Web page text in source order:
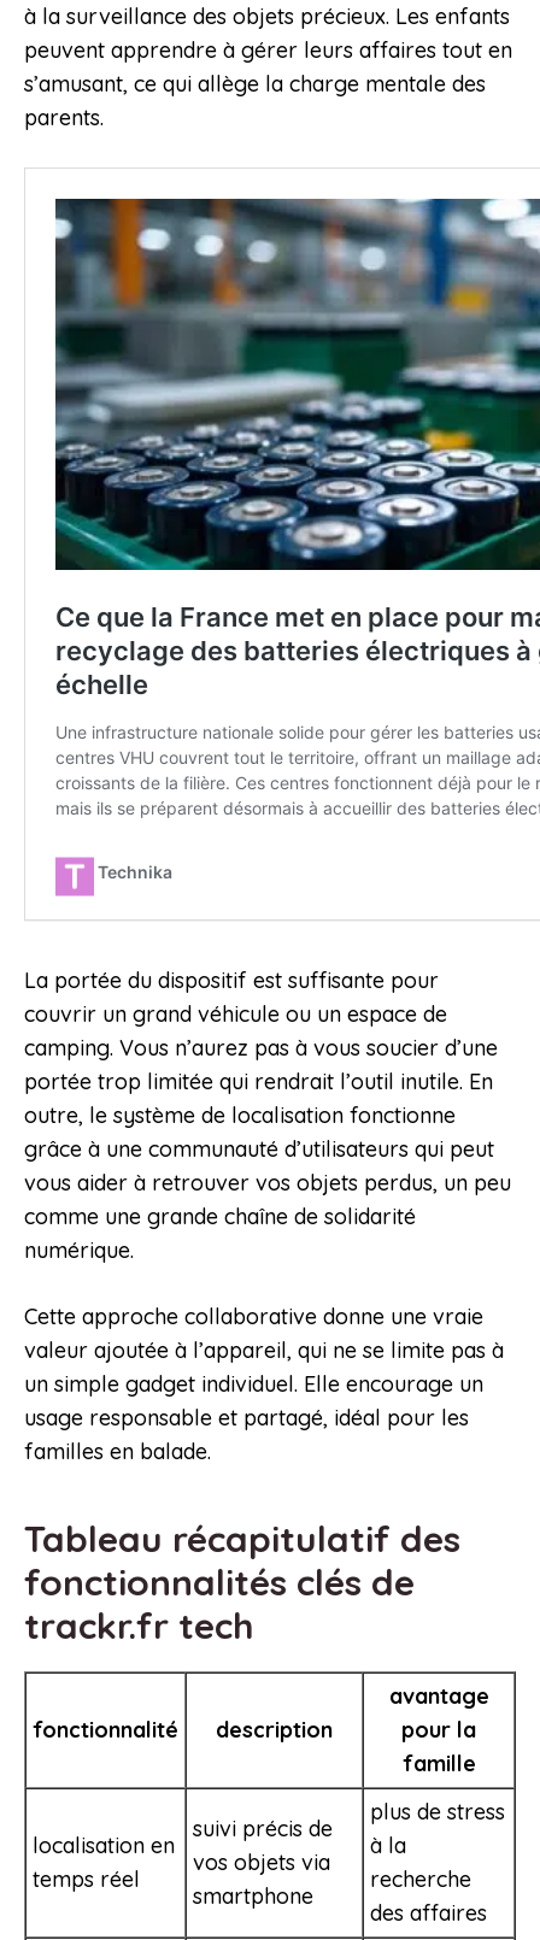
à la surveillance des objets précieux. Les enfants
peuvent apprendre à gérer leurs affaires tout en
s’amusant, ce qui allège la charge mentale des
parents.
La portée du dispositif est suffisante pour
couvrir un grand véhicule ou un espace de
camping. Vous n’aurez pas à vous soucier d’une
portée trop limitée qui rendrait l’outil inutile. En
outre, le système de localisation fonctionne
grâce à une communauté d’utilisateurs qui peut
vous aider à retrouver vos objets perdus, un peu
comme une grande chaîne de solidarité
numérique.
Cette approche collaborative donne une vraie
valeur ajoutée à l’appareil, qui ne se limite pas à
un simple gadget individuel. Elle encourage un
usage responsable et partagé, idéal pour les
familles en balade.
Tableau récapitulatif des
fonctionnalités clés de
trackr.fr tech
fonctionnalité description
avantage
pour la
famille
localisation en
temps réel
suivi précis de
vos objets via
smartphone
plus de stress
à la
recherche
des affaires